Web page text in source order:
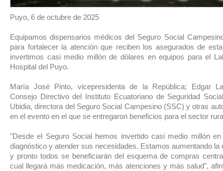
Puyo, 6 de octubre de 2025
Equipamos dispensarios médicos del Seguro Social
para fortalecer la atención que reciben los asegurados de
invertimos casi medio millón de dólares en equipos para el
Hospital del Puyo.
María José Pinto, vicepresidenta de la República; Edgar
Consejo Directivo del Instituto Ecuatoriano de Seguridad
Ubidia, directora del Seguro Social Campesino (SSC) y otras
en el evento en el que se entregaron beneficios para el sector
"Desde el Seguro Social hemos invertido casi medio millón
diagnóstico y atender sus necesidades. Estamos aumentando la
y pronto todos se beneficiarán del esquema de compras
cual llegará más medicación, más atenciones y más salud",